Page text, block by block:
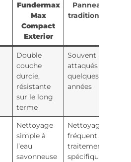
Fundermax
Max
Compact
Exterior
Panneaux
traditionnels
Double
couche
durcie,
résistante
sur le long
terme
Souvent
attaqués en
quelques
années
Nettoyage
simple à
l’eau
savonneuse
Nettoyage
fréquent et
traitements
spécifiques